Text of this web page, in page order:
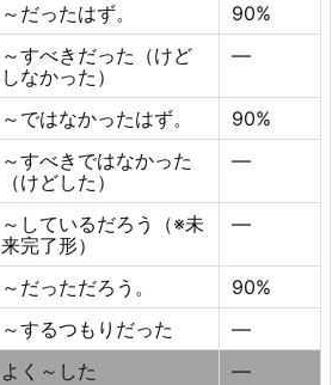
～だったはず。
90%
～すべきだった（けど
しなかった）
―
～ではなかったはず。
90%
～すべきではなかった
（けどした）
―
～しているだろう（※未
来完了形）
―
～だっただろう。
90%
～するつもりだった
―
よく～した
―